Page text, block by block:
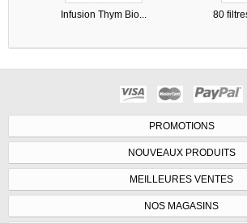
Infusion Thym Bio... 80
PROMOTIONS
NOUVEAUX PRODUITS
MEILLEURES VENTES
NOS MAGASINS